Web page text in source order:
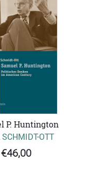
P. Huntington
SCHMIDT-OTT
€46,00